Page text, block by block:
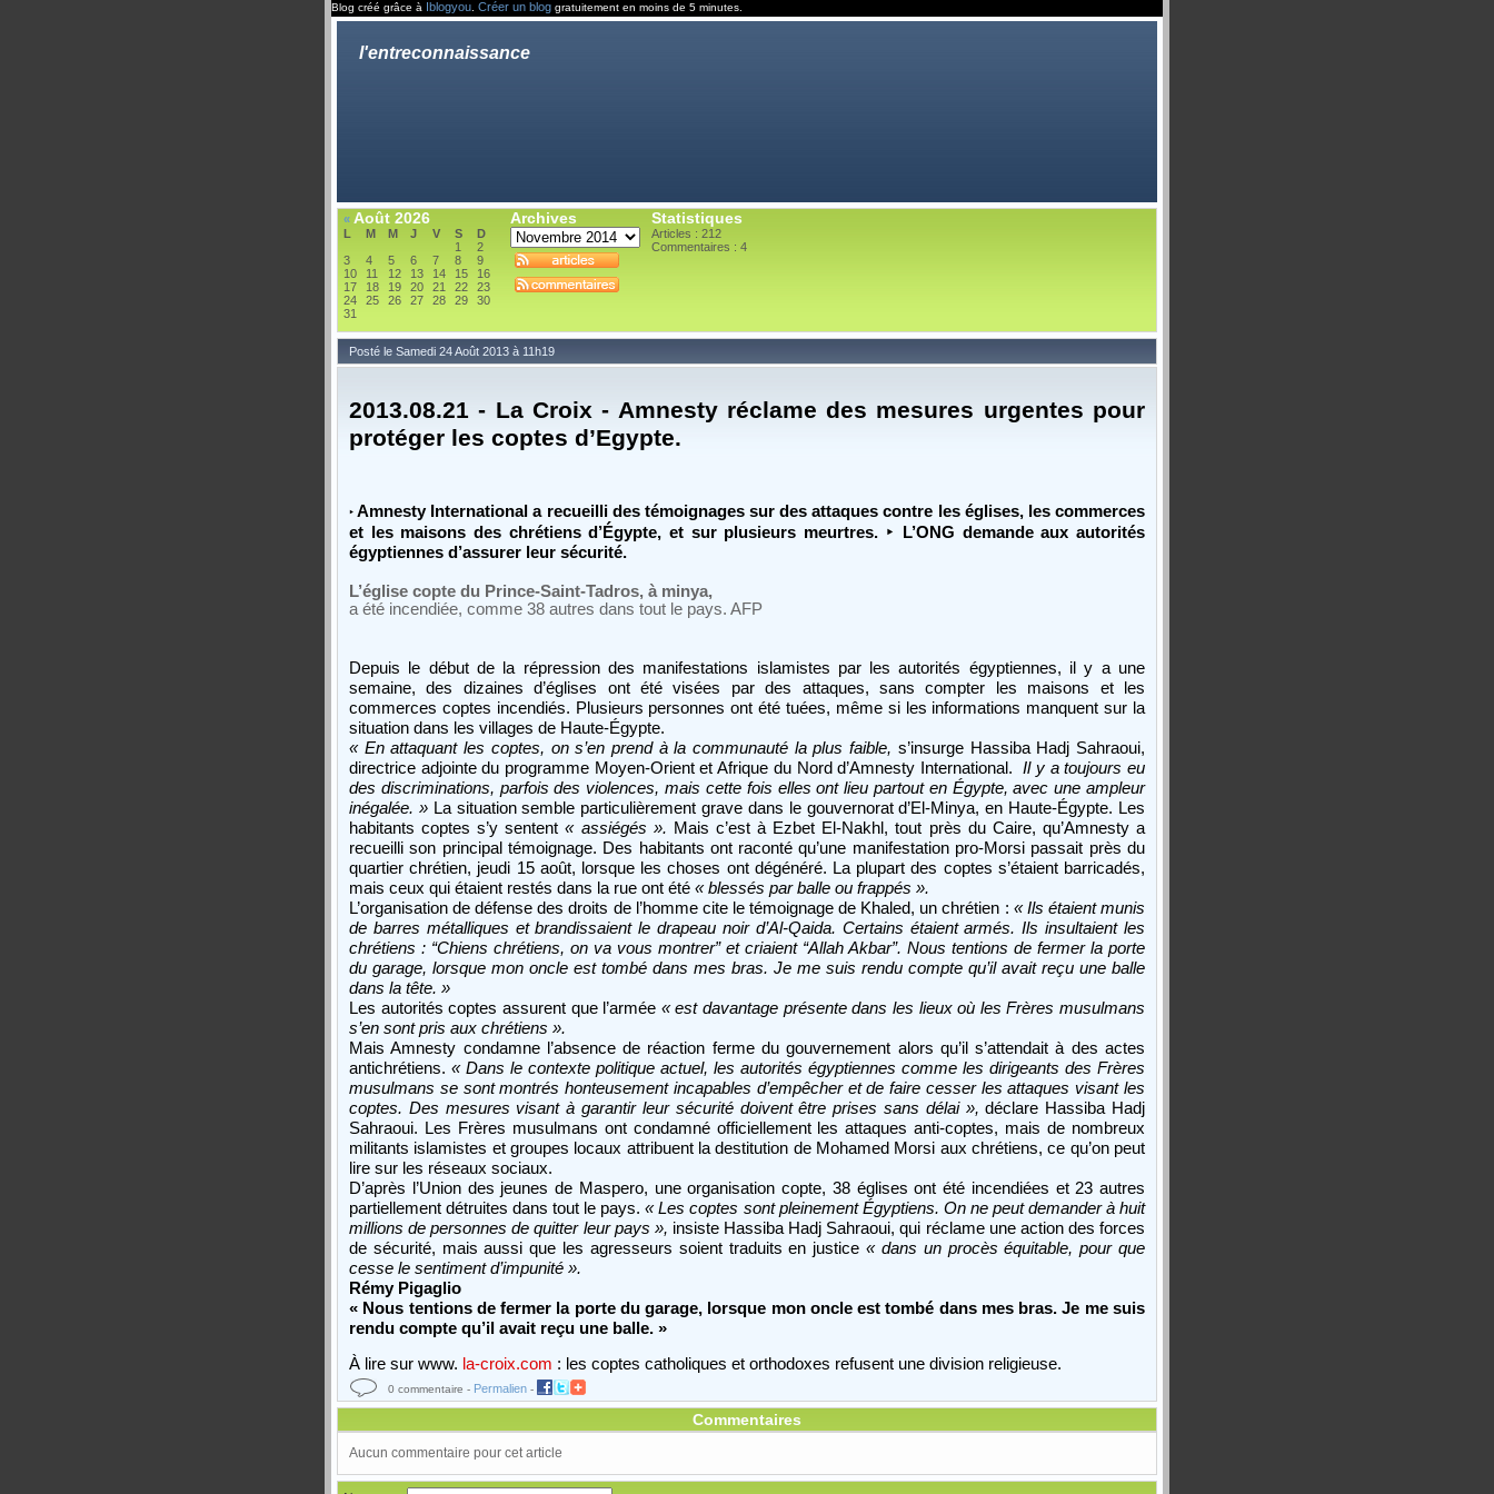
Blog créé grâce à Iblogyou Créer un blog gratuitement en moins de 5 minutes.
l'entreconnaissance
« Août 2026
L M M J V S
D
1
2
3
4 5 6 7 8
9
10
11 12 13 14 15
16
17
18 19 20 21 22
23
24
25 26 27 28 29
30
31
Archives Statistiques
Articles : 212
Commentaires : 4
Posté le Samedi 24 Août 2013 à 11h19
2013.08.21 - La Croix - Amnesty réclame des mesures urgentes pour
protéger les coptes d’Egypte.
‣ Amnesty International a recueilli des témoignages sur des attaques contre les églises, les commerces
et les maisons des chrétiens d’Égypte, et sur plusieurs meurtres. ‣
L’ONG demande aux autorités
égyptiennes d’assurer leur sécurité.
L’église copte du Prince-Saint-Tadros, à minya,
a été incendiée, comme 38 autres dans tout le pays. AFP
Depuis le début de la répression des manifestations islamistes par les autorités égyptiennes, il y a une
semaine, des dizaines d’églises ont été visées par des attaques, sans compter les maisons et les
commerces coptes incendiés. Plusieurs personnes ont été tuées, même si les informations manquent sur la
situation dans les villages de Haute-Égypte.
« En attaquant les coptes, on s’en prend à la communauté la plus faible, s’insurge Hassiba Hadj Sahraoui,
directrice adjointe du programme Moyen-Orient et Afrique du Nord d’Amnesty International.Il y a toujours eu
des discriminations, parfois des violences, mais cette fois elles ont lieu partout en Égypte, avec une ampleur
inégalée. »La situation semble particulièrement grave dans le gouvernorat d’El-Minya, en Haute-Égypte. Les
habitants coptes s’y sentent« assiégés ». Mais c’est à Ezbet El-Nakhl, tout près du Caire, qu’Amnesty a
recueilli son principal témoignage. Des habitants ont raconté qu’une manifestation pro-Morsi passait près du
quartier chrétien, jeudi 15 août, lorsque les choses ont dégénéré. La plupart des coptes s’étaient barricadés,
mais ceux qui étaient restés dans la rue ont été « blessés par balle ou frappés ».
L’organisation de défense des droits de l’homme cite le témoignage de Khaled, un chrétien : « Ils étaient munis
de barres métalliques et brandissaient le drapeau noir d’Al-Qaida. Certains étaient armés. Ils insultaient les
chrétiens : “Chiens chrétiens, on va vous montrer” et criaient “Allah Akbar”. Nous tentions de fermer la porte
du garage, lorsque mon oncle est tombé dans mes bras. Je me suis rendu compte qu’il avait reçu une balle
dans la tête. »
Les autorités coptes assurent que l’armée « est davantage présente dans les lieux où les Frères musulmans
s’en sont pris aux chrétiens ».
Mais Amnesty condamne l’absence de réaction ferme du gouvernement alors qu’il s’attendait à des actes
antichrétiens. « Dans le contexte politique actuel, les autorités égyptiennes comme les dirigeants des Frères
musulmans se sont montrés honteusement incapables d’empêcher et de faire cesser les attaques visant les
coptes. Des mesures visant à garantir leur sécurité doivent être prises sans délai », déclare Hassiba Hadj
Sahraoui. Les Frères musulmans ont condamné officiellement les attaques anti-coptes, mais de nombreux
militants islamistes et groupes locaux attribuent la destitution de Mohamed Morsi aux chrétiens, ce qu’on peut
lire sur les réseaux sociaux.
D’après l’Union des jeunes de Maspero, une organisation copte, 38 églises ont été incendiées et 23 autres
partiellement détruites dans tout le pays.« Les coptes sont pleinement Égyptiens. On ne peut demander à huit
millions de personnes de quitter leur pays », insiste Hassiba Hadj Sahraoui, qui réclame une action des forces
de sécurité, mais aussi que les agresseurs soient traduits en justice« dans un procès équitable, pour que
cesse le sentiment d’impunité ».
Rémy Pigaglio
« Nous tentions de fermer la porte du garage, lorsque mon oncle est tombé dans mes bras. Je me suis
rendu compte qu’il avait reçu une balle. »
À lire sur www. la-croix.com : les coptes catholiques et orthodoxes refusent une division religieuse.
0 commentaire - Permalien -
Commentaires
Aucun commentaire pour cet article